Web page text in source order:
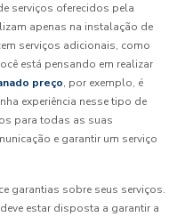
serviços oferecidos pela
apenas na instalação de
serviços adicionais, como
está pensando em realizar
preço, por exemplo, é
experiência nesse tipo de
para todas as suas
e garantir um serviço
garantias sobre seus serviços.
estar disposta a garantir a